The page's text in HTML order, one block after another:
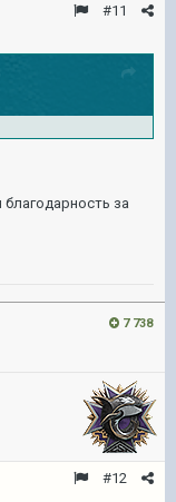
#11
за
7 738
#12